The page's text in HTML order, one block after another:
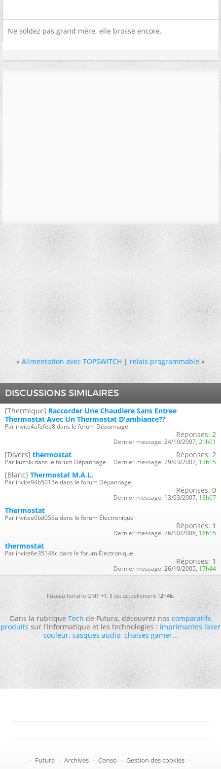
Ne soldez pas grand mère, elle brosse encore.
« Alimentation avec TOPSWITCH|relais programmable »
DISCUSSIONS SIMILAIRES
[Thermique] Raccorder Une Chaudiere Sans Entree
Thermostat Avec Un Thermostat D'ambiance??
Par invite4afafee8 dans le forum Dépannage
Réponses: 2
Dernier message: 24/10/2007, 21h01
[Divers] thermostat
Par kuznik dans le forum Dépannage
Réponses: 2
Dernier message: 29/03/2007, 13h15
[Blanc] Thermostat M.A.L.
Par invite94b5015e dans le forum Dépannage
Réponses: 0
Dernier message: 13/03/2007, 13h07
Thermostat
Par invitee0bd056a dans le forum Électronique
Réponses: 1
Dernier message: 26/10/2006, 16h15
thermostat
Par invite6e35148c dans le forum Électronique
Réponses: 1
Dernier message: 26/10/2005, 17h44
Fuseau horaire GMT +1. Il est actuellement12h46.
Dans la rubriqueTechde Futura, découvrez noscomparatifs
produitssur l'informatique et les technologies :imprimantes laser
couleur,casques audio,chaises gamer...
- Futura - Archives - Conso - Gestion des cookies -